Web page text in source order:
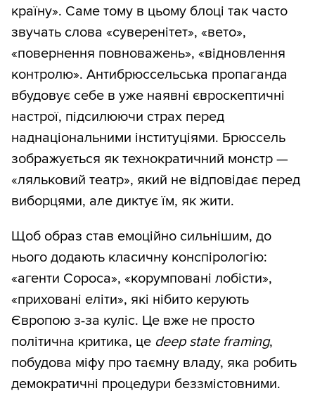
країну». Саме тому в цьому блоці так часто
звучать слова «суверенітет», «вето»,
«повернення повноважень», «відновлення
контролю». Антибрюссельська пропаганда
вбудовує себе в уже наявні євроскептичні
настрої, підсилюючи страх перед
наднаціональними інституціями. Брюссель
зображується як технократичний монстр —
«ляльковий театр», який не відповідає перед
виборцями, але диктує їм, як жити.
Щоб образ став емоційно сильнішим, до
нього додають класичну конспірологію:
«агенти Сороса», «корумповані лобісти»,
«приховані еліти», які нібито керують
Європою з-за куліс. Це вже не просто
політична критика, це deep state framing,
побудова міфу про таємну владу, яка робить
демократичні процедури беззмістовними.